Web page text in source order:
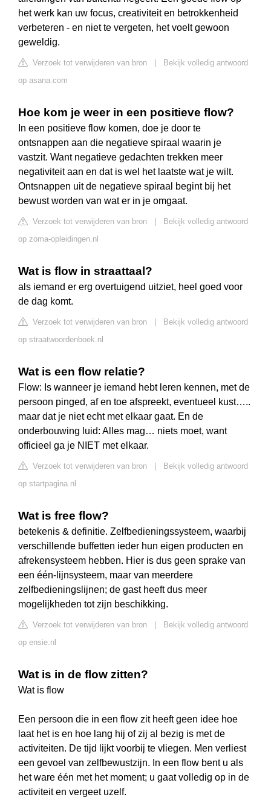
het werk kan uw focus, creativiteit en betrokkenheid
verbeteren - en niet te vergeten, het voelt gewoon
geweldig.
Verzoek tot verwijderen van bron
Bekijk volledig antwoord
op asana.com
Hoe kom je weer in een positieve flow?
In een positieve flow komen, doe je door te
ontsnappen aan die negatieve spiraal waarin je
vastzit. Want negatieve gedachten trekken meer
negativiteit aan en dat is wel het laatste wat je wilt.
Ontsnappen uit de negatieve spiraal begint bij het
bewust worden van wat er in je omgaat.
Verzoek tot verwijderen van bron
Bekijk volledig antwoord
op zoma-opleidingen.nl
Wat is flow in straattaal?
als iemand er erg overtuigend uitziet, heel goed voor
de dag komt.
Verzoek tot verwijderen van bron
Bekijk volledig antwoord
op straatwoordenboek.nl
Wat is een flow relatie?
Flow: Is wanneer je iemand hebt leren kennen, met de
persoon pinged, af en toe afspreekt, eventueel kust…..
maar dat je niet echt met elkaar gaat. En de
onderbouwing luid: Alles mag… niets moet, want
officieel ga je NIET met elkaar.
Verzoek tot verwijderen van bron
Bekijk volledig antwoord
op startpagina.nl
Wat is free flow?
betekenis & definitie. Zelfbedieningssysteem, waarbij
verschillende buffetten ieder hun eigen producten en
afrekensysteem hebben. Hier is dus geen sprake van
een één-lijnsysteem, maar van meerdere
zelfbedieningslijnen; de gast heeft dus meer
mogelijkheden tot zijn beschikking.
Verzoek tot verwijderen van bron
Bekijk volledig antwoord
op ensie.nl
Wat is in de flow zitten?
Wat is flow
Een persoon die in een flow zit heeft geen idee hoe
laat het is en hoe lang hij of zij al bezig is met de
activiteiten. De tijd lijkt voorbij te vliegen. Men verliest
een gevoel van zelfbewustzijn. In een flow bent u als
het ware één met het moment; u gaat volledig op in de
activiteit en vergeet uzelf.